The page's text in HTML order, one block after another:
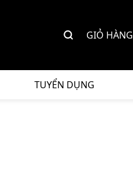
GIỎ HÀNG
TUYỂN DỤNG